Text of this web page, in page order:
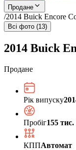
Продане
/2014 Buick Encore
Всі фото (13)
2014 Buick
Продане
Рік випуску
Пробіг155
КППАвтомат